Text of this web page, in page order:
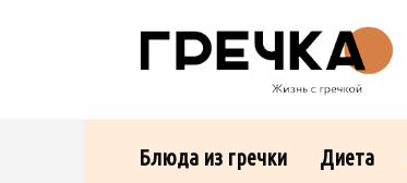
Блюда из гречки Диета